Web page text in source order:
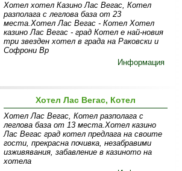
Хотел хотел Казино Лас Вегас, Котел
разполага с леглова база от 23
места.Хотел Лас Вегас - Котел Хотел
казино Лас Вегас - град Котел е най-новия
три звезден хотел в града на Раковски и
Софрони Вр
Информация
Хотел Лас Вегас, Котел
Хотел Лас Вегас, Котел разполага с
леглова база от 13 места.Хотел казино
Лас Вегас град котел предлага на своите
гости, прекрасна почивка, незабравими
изживявания, забавление в казиното на
хотела